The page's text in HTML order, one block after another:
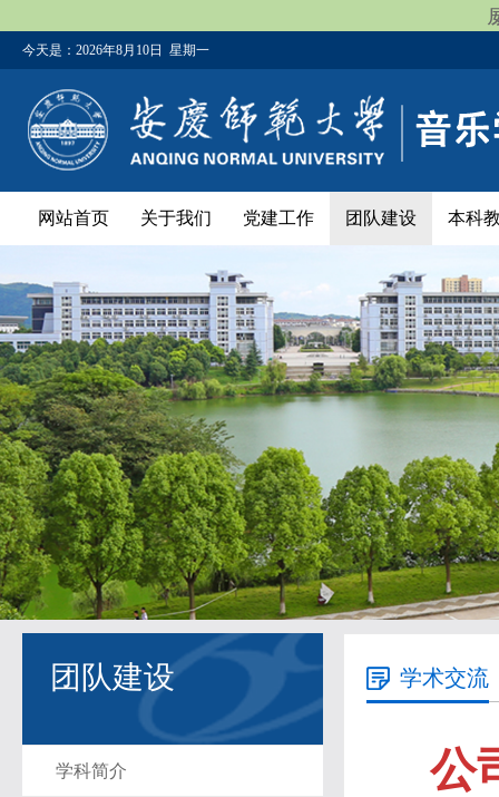
今天是： 2026年8月10日 星期一
网站首页 关于我们 党建工作 团队建设 本科
团队建设
学科简介
学术交流
公